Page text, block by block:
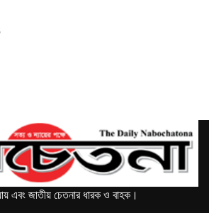
এবং জাতীয় চেতনার ধারক ও বাহক।